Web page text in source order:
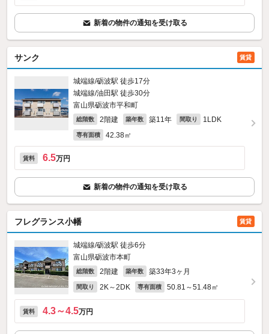
新着の物件の通知を受け取る
サンク 賃貸
城端線/砺波駅 徒歩17分
城端線/油田駅 徒歩30分
富山県砺波市平和町
総階数 2階建 築年数 築11年 間取り 1LDK
専有面積 42.38㎡
賃料 6.5万円
新着の物件の通知を受け取る
フレグランス小幡 賃貸
城端線/砺波駅 徒歩6分
富山県砺波市本町
総階数 2階建 築年数 築33年3ヶ月
間取り 2K～2DK 専有面積 50.81～51.48㎡
賃料 4.3～4.5万円